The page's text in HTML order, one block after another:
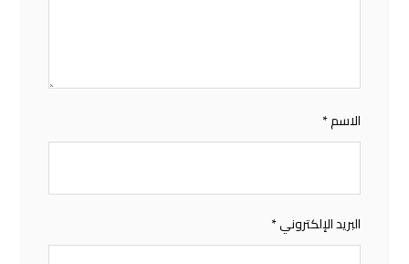
الاسم*
البريد الإلكتروني*